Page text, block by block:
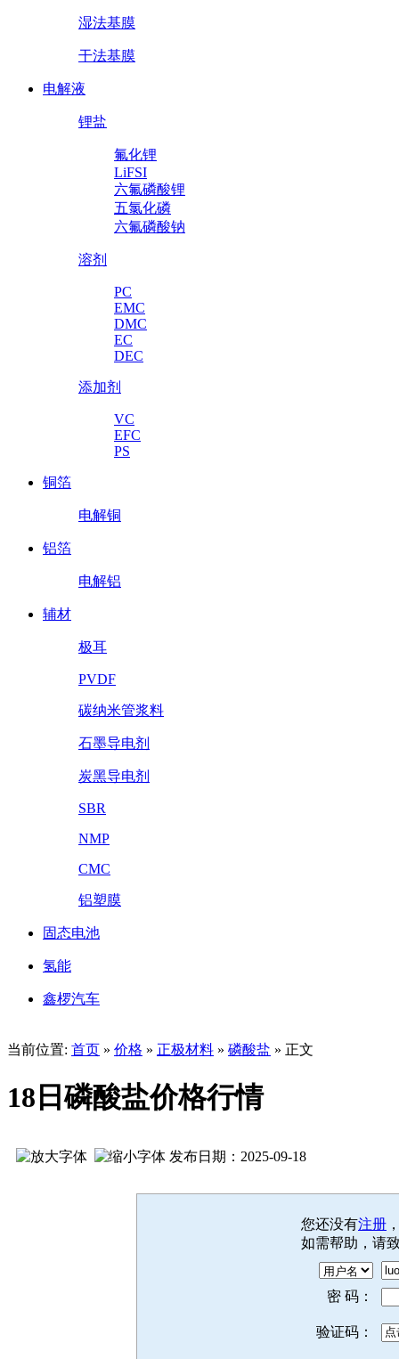
湿法基膜
干法基膜
电解液
锂盐
氟化锂
LiFSI
六氟磷酸锂
五氯化磷
六氟磷酸钠
溶剂
PC
EMC
DMC
EC
DEC
添加剂
VC
EFC
PS
铜箔
电解铜
铝箔
电解铝
辅材
极耳
PVDF
碳纳米管浆料
石墨导电剂
炭黑导电剂
SBR
NMP
CMC
铝塑膜
固态电池
氢能
鑫椤汽车
当前位置: 首页 » 价格 » 正极材料 » 磷酸盐 » 正文
18日磷酸盐价格行情
发布日期：2025-09-18
您还没有注册
如需帮助，请
密 码：
验证码：